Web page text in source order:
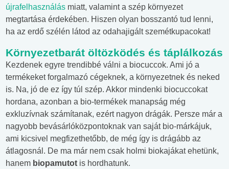
újrafelhasználás miatt, valamint a szép környezet
megtartása érdekében. Hiszen olyan bosszantó tud lenni,
ha az erdő szélén látod az odahajigált szemétkupacokat!
Környezetbarát öltözködés és táplálkozás
Kezdenek egyre trendibbé válni a biocuccok. Ami jó a
termékeket forgalmazó cégeknek, a környezetnek és neked
is. Na, jó de ez így túl szép. Akkor mindenki biocuccokat
hordana, azonban a bio-termékek manapság még
exkluzívnak számítanak, ezért nagyon drágák. Persze már a
nagyobb bevásárlóközpontoknak van saját bio-márkájuk,
ami kicsivel megfizethetőbb, de még így is drágább az
átlagosnál. De ma már nem csak holmi biokajákat ehetünk,
hanem biopamutot is hordhatunk.